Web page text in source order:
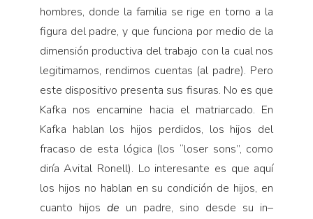
hombres, donde la familia se rige en torno a la
figura del padre, y que funciona por medio de la
dimensión productiva del trabajo con la cual nos
legitimamos, rendimos cuentas (al padre). Pero
este dispositivo presenta sus fisuras. No es que
Kafka nos encamine hacia el matriarcado. En
Kafka hablan los hijos perdidos, los hijos del
fracaso de esta lógica (los “loser sons”, como
diría Avital Ronell). Lo interesante es que aquí
los hijos no hablan en su condición de hijos, en
cuanto hijos de un padre, sino desde su in–